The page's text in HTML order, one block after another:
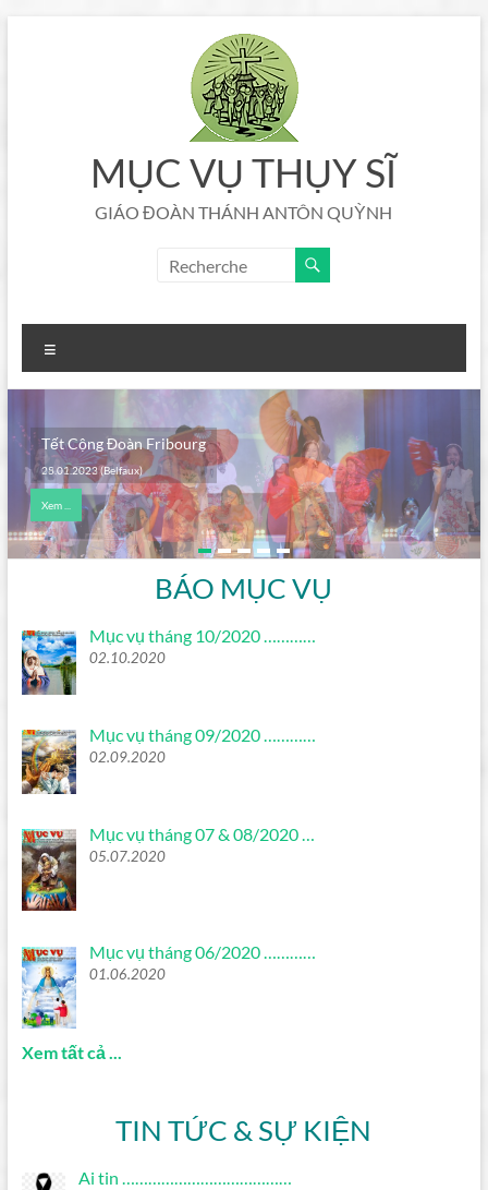
MỤC VỤ THỤY SĨ
GIÁO ĐOÀN THÁNH ANTÔN QUỲNH
Tết Cộng Đoàn Fribourg
28.01.2023 (Belfaux)
Xem ...
Tết Cộng Đoàn Fribourg
05.02.2022 (Belfaux)
Xem ...
BÁO MỤC VỤ
Mục vụ tháng 10/2020 …………
02.10.2020
Mục vụ tháng 09/2020 …………
02.09.2020
Mục vụ tháng 07 & 08/2020 …
05.07.2020
Mục vụ tháng 06/2020 …………
01.06.2020
Xem tất cả ...
TIN TỨC & SỰ KIỆN
Ai tin …………………………………